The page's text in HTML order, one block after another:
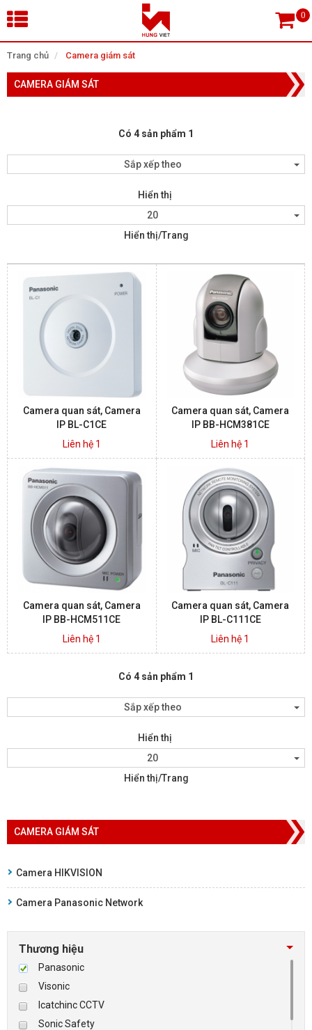
Trang chủ Camera giám sát
CAMERA GIÁM SÁT
Có 4 sản phẩm 1
Sắp xếp theo
Hiển thị
20
Hiển thị/Trang
Camera quan sát, Camera
IP BL-C1CE
Liên hệ 1
Camera quan sát, Camera
IP BB-HCM381CE
Liên hệ 1
Camera quan sát, Camera
IP BB-HCM511CE
Liên hệ 1
Camera quan sát, Camera
IP BL-C111CE
Liên hệ 1
Có 4 sản phẩm 1
Sắp xếp theo
Hiển thị
20
Hiển thị/Trang
CAMERA GIÁM SÁT
Camera HIKVISION
Camera Panasonic Network
Thương hiệu
Panasonic
Visonic
Icatchinc CCTV
Sonic Safety
×
Tìm theo danh mục
Tìm kiếm
TRANG CHỦ
THIẾT BỊ SIÊU THỊ, THƯ VIỆN
CAMERA GIÁM SÁT
KIỂM SOÁT VÀO RA
BÁO ĐỘNG, BÁO CHÁY
LIÊN HỆ